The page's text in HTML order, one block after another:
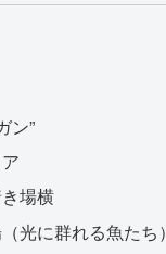
ン”
場横
光に群れる魚たち）